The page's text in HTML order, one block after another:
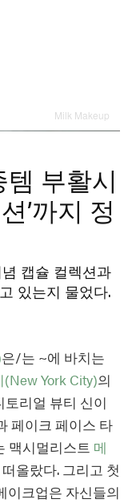
Milk Makeup
부활시
’까지 정
캡슐 컬렉션과
있는지 물었다.
은/는 ~에 바치는
York City)의
리얼 뷰티 신이
페이크 페이스 타
맥시멀리스트 메
올랐다. 그리고 첫
이크업은 자신들의